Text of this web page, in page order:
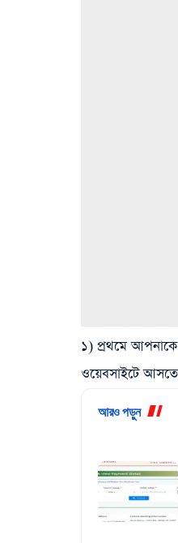
১) প্রথমে
ওয়েবসাইটে আসতে
আরও পড়ুন